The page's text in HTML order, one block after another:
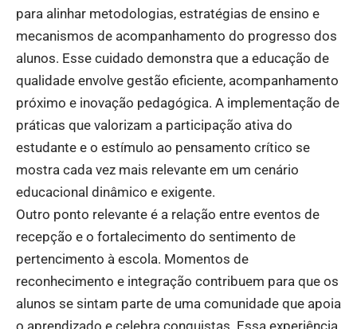
para alinhar metodologias, estratégias de ensino e
mecanismos de acompanhamento do progresso dos
alunos. Esse cuidado demonstra que a educação de
qualidade envolve gestão eficiente, acompanhamento
próximo e inovação pedagógica. A implementação de
práticas que valorizam a participação ativa do
estudante e o estímulo ao pensamento crítico se
mostra cada vez mais relevante em um cenário
educacional dinâmico e exigente.
Outro ponto relevante é a relação entre eventos de
recepção e o fortalecimento do sentimento de
pertencimento à escola. Momentos de
reconhecimento e integração contribuem para que os
alunos se sintam parte de uma comunidade que apoia
o aprendizado e celebra conquistas. Essa experiência